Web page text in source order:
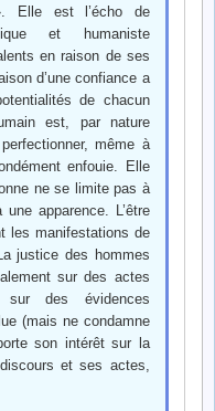
Elle est l’écho de
et humaniste
en raison de ses
d’une confiance a
de chacun
est, par nature
même à
enfouie. Elle
ne se limite pas à
apparence. L’être
les manifestations de
justice des hommes
sur des actes
des évidences
(mais ne condamne
son intérêt sur la
et ses actes,